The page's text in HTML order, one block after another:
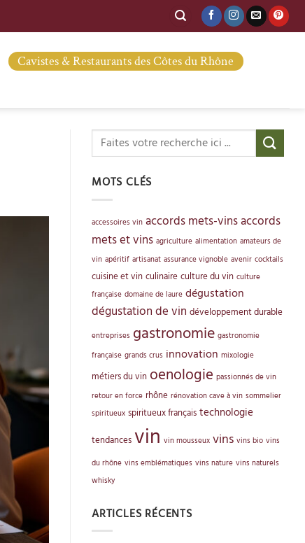
Cavistes & Restaurants des Côtes du Rhône
MOTS CLÉS
accessoires vin accords mets-vinsaccords
mets et vins agriculture alimentation amateurs de
vin apéritif artisanat assurance vignoble avenir cocktails
cuisine et vin culinaire culture du vin culture
française domaine de laure dégustation
dégustation de vin développement durable
entreprises gastronomie gastronomie
française grands crus innovation mixologie
métiers du vin oenologie passionnés de vin
retour en force rhône rénovation cave à vin sommelier
spiritueux spiritueux français technologie
tendances vin vin mousseux vins vins bio vins
du rhône vins emblématiques vins nature vins naturels
whisky
ARTICLES RÉCENTS